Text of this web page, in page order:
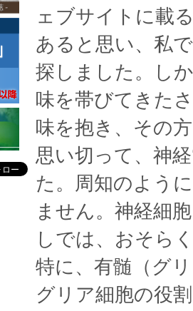
ェブサイトに載
あると思い、私
探しました。し
味を帯びてきた
味を抱き、その
思い切って、神
た。周知のよう
ません。神経細
しでは、おそら
特に、有髄（グ
グリア細胞の役